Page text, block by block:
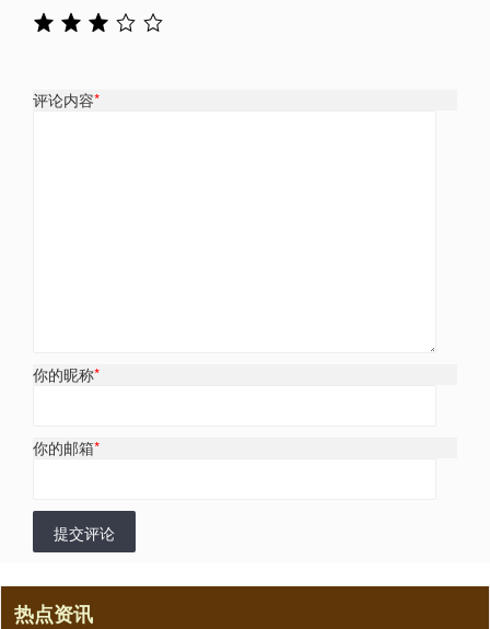
评论内容*
你的昵称*
你的邮箱*
提交评论
热点资讯